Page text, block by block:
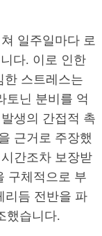
일주일마다 로
다. 이로 인한
한 스트레스는
토닌 분비를 억
생의 간접적 촉
근거로 주장했
간조차 보장받
구체적으로 부
리듬 전반을 파
했습니다.